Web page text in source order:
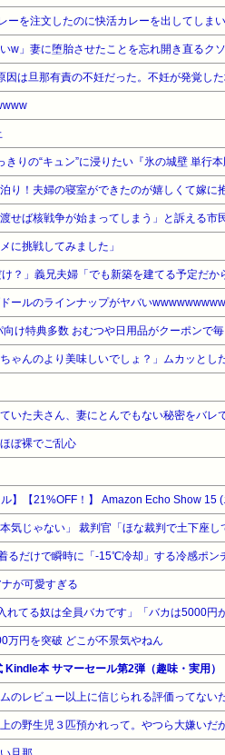
ーを注文したのに快活カレーを出してしま
は旦那有責の不妊だった。不妊が発覚した
きりの“キュン”に浸りたい『氷の城壁 単行
に挑戦してみました」
ールのラインナップがヤバいwwwwwwwww
向け特典多数 おむつや日用品がクーポンで
いた夫さん、妻にとんでもない秘密をバレ
ぼ裸でご乱心
気じゃない」 裁判官「ほな裁判で土下座し
るだけで瞬時に「-15℃冷却」する冷感ポン
が可愛すぎる
れてる奴は全員バカです」「バカは5000円
万円を突破 どこが不景気やねん
Kindle本 サマーセール第2弾（趣味・実用
のレビュー以上に信じられる評価ってない